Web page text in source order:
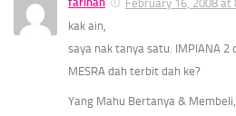
February 16, 2008 at
kak ain,
saya nak tanya satu. IMPIANA 2
MESRA dah terbit dah ke?
Yang Mahu Bertanya & Membeli,